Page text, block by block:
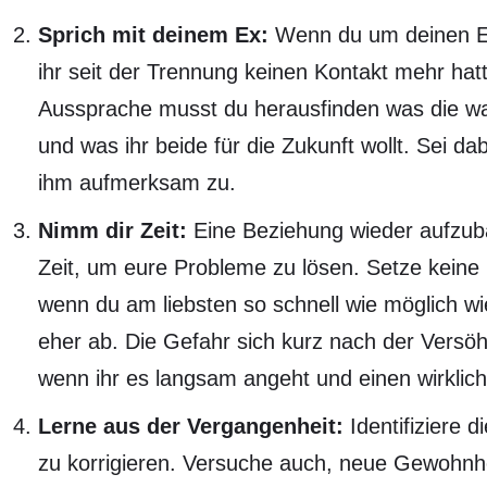
Sprich mit deinem Ex: Wenn du um deinen
ihr seit der Trennung keinen Kontakt mehr
Aussprache musst du herausfinden was die
und was ihr beide für die Zukunft wollt. Sei
ihm aufmerksam zu.
Nimm dir Zeit: Eine Beziehung wieder
Zeit, um eure Probleme zu lösen. Setze
wenn du am liebsten so schnell wie möglich
eher ab. Die Gefahr sich kurz nach der
wenn ihr es langsam angeht und einen
Lerne aus der Vergangenheit: Identifiziere
zu korrigieren. Versuche auch, neue